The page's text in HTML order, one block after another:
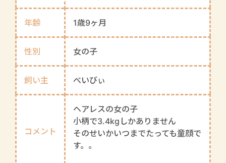
年齢 1歳9ヶ月
性別 女の子
飼い主 べいびぃ
コメント
ヘアレスの女の子
小柄で3.4kgしかありません
そのせいかいつまでたっても童顔で
す。。